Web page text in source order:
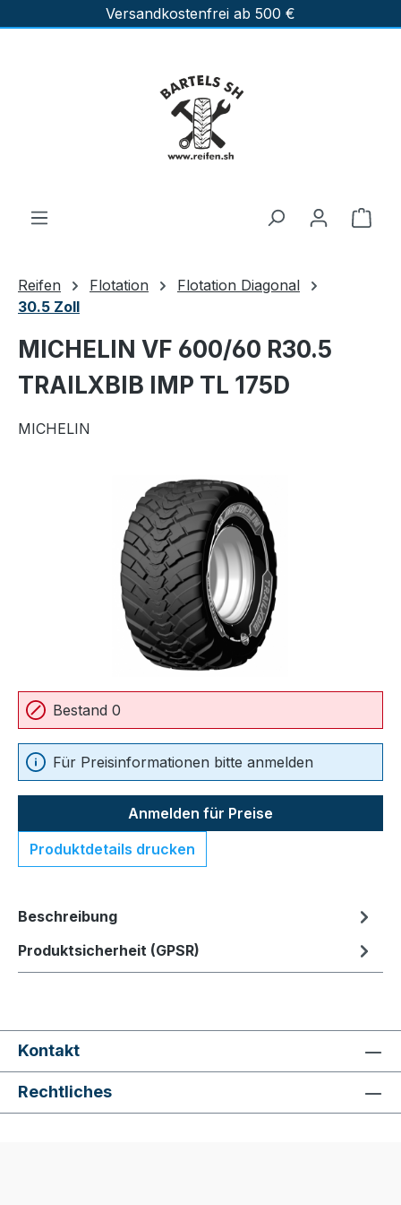
Zum Hauptinhalt springenVersandkostenfrei ab 500 €
Reifen Flotation
Flotation Diagonal
30.5 Zoll
MICHELIN VF 600/60 R30.5
TRAILXBIB IMP TL 175D
MICHELIN
Bildergalerie überspringen
Bestand 0
Für Preisinformationen bitte anmelden
Anmelden für Preise
Produktdetails drucken
Beschreibung
Produktsicherheit (GPSR)
Kontakt
Rechtliches